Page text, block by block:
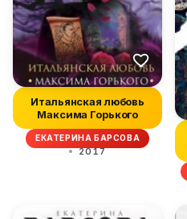
Итальянская любовь
Максима Горького
ЕКАТЕРИНА БАРСОВА
2017